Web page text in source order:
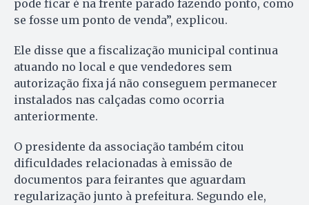
pode ficar é na frente parado fazendo ponto, como
se fosse um ponto de venda”, explicou.
Ele disse que a fiscalização municipal continua
atuando no local e que vendedores sem
autorização fixa já não conseguem permanecer
instalados nas calçadas como ocorria
anteriormente.
O presidente da associação também citou
dificuldades relacionadas à emissão de
documentos para feirantes que aguardam
regularização junto à prefeitura. Segundo ele,